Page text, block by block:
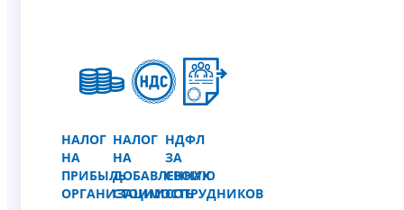
НАЛОГ
НА
ПРИБЫЛЬ
ОРГАНИЗАЦИИ
НАЛОГ
НА
ДОБАВЛЕННУЮ
СТОИМОСТЬ
НДФЛ
ЗА
СВОИХ
СОТРУДНИКОВ